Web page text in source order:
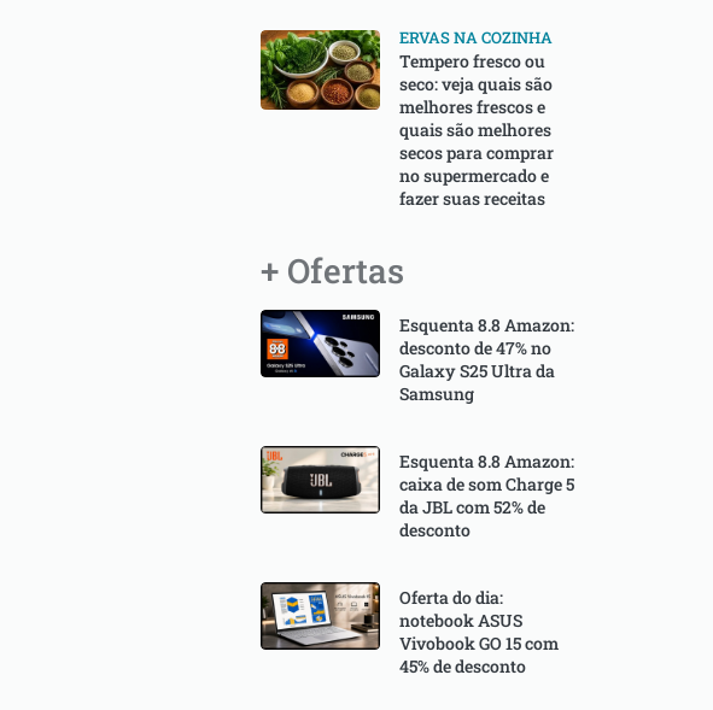
ERVAS NA COZINHA
Tempero fresco ou
seco: veja quais são
melhores frescos e
quais são melhores
secos para comprar
no supermercado e
fazer suas receitas
+ Ofertas
Esquenta 8.8 Amazon:
desconto de 47% no
Galaxy S25 Ultra da
Samsung
Esquenta 8.8 Amazon:
caixa de som Charge 5
da JBL com 52% de
desconto
Oferta do dia:
notebook ASUS
Vivobook GO 15 com
45% de desconto